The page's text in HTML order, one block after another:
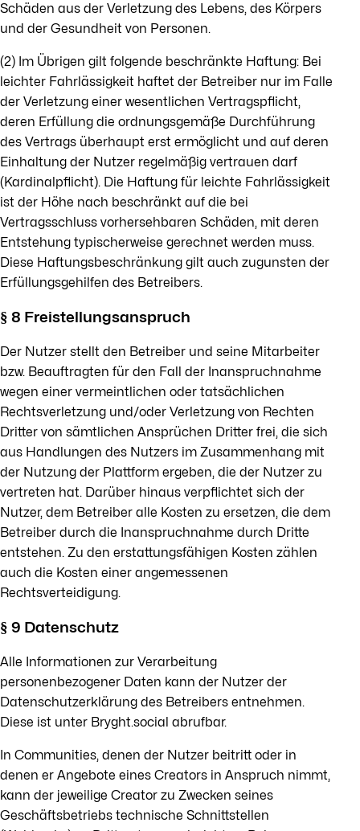
Schäden aus der Verletzung des Lebens, des Körpers
und der Gesundheit von Personen.
(2) Im Übrigen gilt folgende beschränkte Haftung: Bei
leichter Fahrlässigkeit haftet der Betreiber nur im Falle
der Verletzung einer wesentlichen Vertragspflicht,
deren Erfüllung die ordnungsgemäße Durchführung
des Vertrags überhaupt erst ermöglicht und auf deren
Einhaltung der Nutzer regelmäßig vertrauen darf
(Kardinalpflicht). Die Haftung für leichte Fahrlässigkeit
ist der Höhe nach beschränkt auf die bei
Vertragsschluss vorhersehbaren Schäden, mit deren
Entstehung typischerweise gerechnet werden muss.
Diese Haftungsbeschränkung gilt auch zugunsten der
Erfüllungsgehilfen des Betreibers.
§ 8 Freistellungsanspruch
Der Nutzer stellt den Betreiber und seine Mitarbeiter
bzw. Beauftragten für den Fall der Inanspruchnahme
wegen einer vermeintlichen oder tatsächlichen
Rechtsverletzung und/oder Verletzung von Rechten
Dritter von sämtlichen Ansprüchen Dritter frei, die sich
aus Handlungen des Nutzers im Zusammenhang mit
der Nutzung der Plattform ergeben, die der Nutzer zu
vertreten hat. Darüber hinaus verpflichtet sich der
Nutzer, dem Betreiber alle Kosten zu ersetzen, die dem
Betreiber durch die Inanspruchnahme durch Dritte
entstehen. Zu den erstattungsfähigen Kosten zählen
auch die Kosten einer angemessenen
Rechtsverteidigung.
§ 9 Datenschutz
Alle Informationen zur Verarbeitung
personenbezogener Daten kann der Nutzer der
Datenschutzerklärung des Betreibers entnehmen.
Diese ist unter Bryght.social abrufbar.
In Communities, denen der Nutzer beitritt oder in
denen er Angebote eines Creators in Anspruch nimmt,
kann der jeweilige Creator zu Zwecken seines
Geschäftsbetriebs technische Schnittstellen